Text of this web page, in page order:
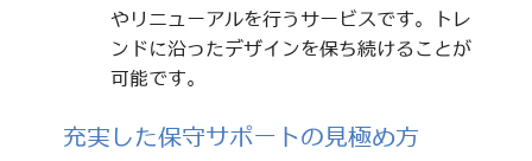
やリニューアルを行うサービスです。トレ
ンドに沿ったデザインを保ち続けることが
可能です。
充実した保守サポートの見極め方